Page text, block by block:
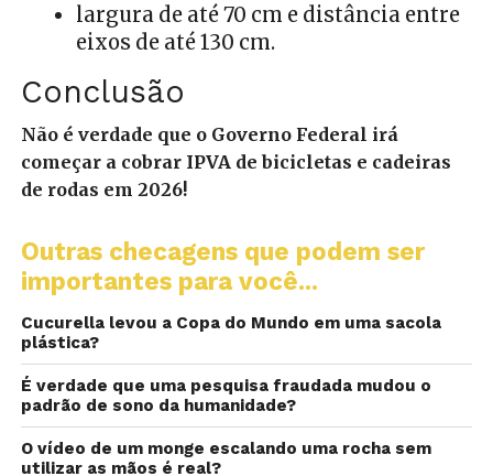
largura de até 70 cm e distância entre
eixos de até 130 cm.
Conclusão
Não é verdade que o Governo Federal irá
começar a cobrar IPVA de bicicletas e cadeiras
de rodas em 2026!
Outras checagens que podem ser
importantes para você...
Cucurella levou a Copa do Mundo em uma sacola
plástica?
É verdade que uma pesquisa fraudada mudou o
padrão de sono da humanidade?
O vídeo de um monge escalando uma rocha sem
utilizar as mãos é real?